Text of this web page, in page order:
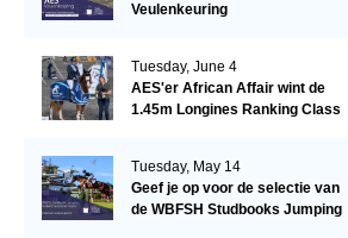
Veulenkeuring
Tuesday, June 4
AES'er African Affair wint de
1.45m Longines Ranking Class
Tuesday, May 14
Geef je op voor de selectie van
de WBFSH Studbooks Jumping